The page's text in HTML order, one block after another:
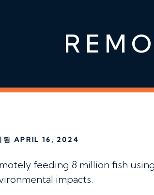
됨 APRIL 16, 2024
feeding 8 million fish
impacts.